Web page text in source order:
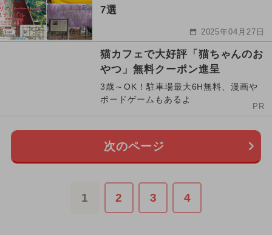
7選
2025年04月27日
猫カフェで大好評「猫ちゃんのお
やつ」無料クーポン進呈
3歳～OK！駐車場最大6H無料、漫画や
ボードゲームもあるよ
PR
次のページ
1 2 3 4